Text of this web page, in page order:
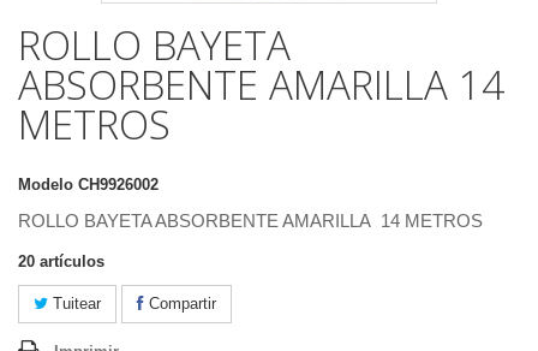
ROLLO BAYETA
ABSORBENTE AMARILLA 14
METROS
Modelo CH9926002
ROLLO BAYETA ABSORBENTE AMARILLA 14 METROS
20 artículos
Tuitear Compartir